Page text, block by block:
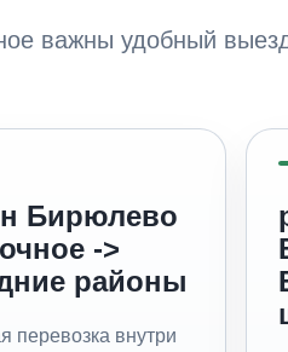
важны удобный
Бирюлево
->
районы
перевозка внутри